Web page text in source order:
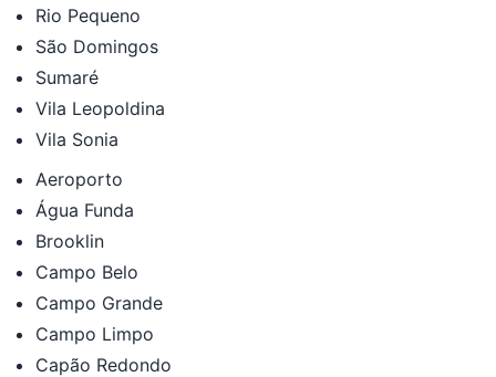
Rio Pequeno
São Domingos
Sumaré
Vila Leopoldina
Vila Sonia
Aeroporto
Água Funda
Brooklin
Campo Belo
Campo Grande
Campo Limpo
Capão Redondo